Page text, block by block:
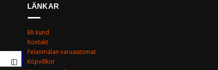
LÄNKAR
Bli kund
Kontakt
Felanmälan varuautomat
Köpvillkor